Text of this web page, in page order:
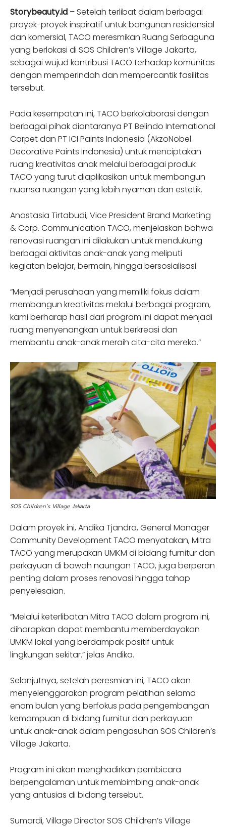
Storybeauty.id – Setelah terlibat dalam berbagai
proyek-proyek inspiratif untuk bangunan residensial
dan komersial, TACO meresmikan Ruang Serbaguna
yang berlokasi di SOS Children’s Village Jakarta,
sebagai wujud kontribusi TACO terhadap komunitas
dengan memperindah dan mempercantik fasilitas
tersebut.
Pada kesempatan ini, TACO berkolaborasi dengan
berbagai pihak diantaranya PT Belindo International
Carpet dan PT ICI Paints Indonesia (AkzoNobel
Decorative Paints Indonesia) untuk menciptakan
ruang kreativitas anak melalui berbagai produk
TACO yang turut diaplikasikan untuk membangun
nuansa ruangan yang lebih nyaman dan estetik.
Anastasia Tirtabudi, Vice President Brand Marketing
& Corp. Communication TACO, menjelaskan bahwa
renovasi ruangan ini dilakukan untuk mendukung
berbagai aktivitas anak-anak yang meliputi
kegiatan belajar, bermain, hingga bersosialisasi.
“Menjadi perusahaan yang memiliki fokus dalam
membangun kreativitas melalui berbagai program,
kami berharap hasil dari program ini dapat menjadi
ruang menyenangkan untuk berkreasi dan
membantu anak-anak meraih cita-cita mereka.”
SOS Children’s Village Jakarta
Dalam proyek ini, Andika Tjandra, General Manager
Community Development TACO menyatakan, Mitra
TACO yang merupakan UMKM di bidang furnitur dan
perkayuan di bawah naungan TACO, juga berperan
penting dalam proses renovasi hingga tahap
penyelesaian.
“Melalui keterlibatan Mitra TACO dalam program ini,
diharapkan dapat membantu memberdayakan
UMKM lokal yang berdampak positif untuk
lingkungan sekitar.” jelas Andika.
Selanjutnya, setelah peresmian ini, TACO akan
menyelenggarakan program pelatihan selama
enam bulan yang berfokus pada pengembangan
kemampuan di bidang furnitur dan perkayuan
untuk anak-anak dalam pengasuhan SOS Children’s
Village Jakarta.
Program ini akan menghadirkan pembicara
berpengalaman untuk membimbing anak-anak
yang antusias di bidang tersebut.
Sumardi, Village Director SOS Children’s Village